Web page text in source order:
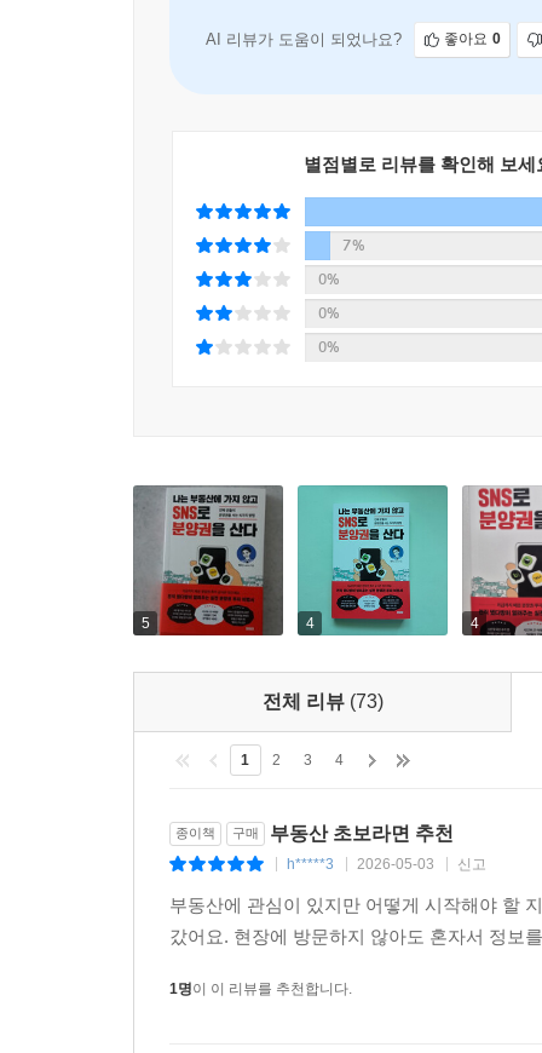
AI 리뷰가 도움이 되었나요? 좋아요 0
별점별로 리뷰를 확인해 보세
7%
0%
0%
0%
5 4 4
전체 리뷰 (73)
1 2 3 4
종이책 구매 부동산 초보라면 추천
h*****3 2026-05-03 신고
부동산에 관심이 있지만 어떻게 시작해야 할
갔어요. 현장에 방문하지 않아도 혼자서 정보
1명이 이 리뷰를 추천합니다.